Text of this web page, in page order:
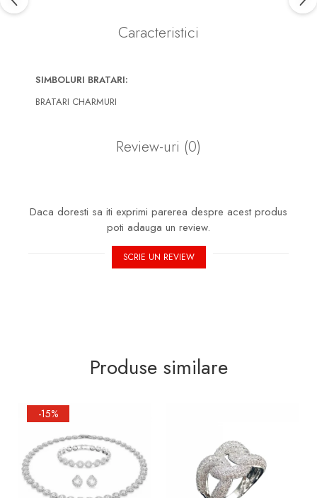
Caracteristici
SIMBOLURI BRATARI:
BRATARI CHARMURI
Review-uri (0)
Daca doresti sa iti exprimi parerea despre acest produs
poti adauga un review.
SCRIE UN REVIEW
Produse similare
-15%